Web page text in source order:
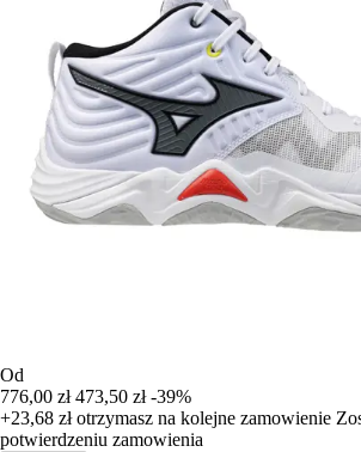
Od
776,00 zł 473,50 zł -39%
+23,68 złotrzymasz na kolejne zamowienie
potwierdzeniu zamowienia